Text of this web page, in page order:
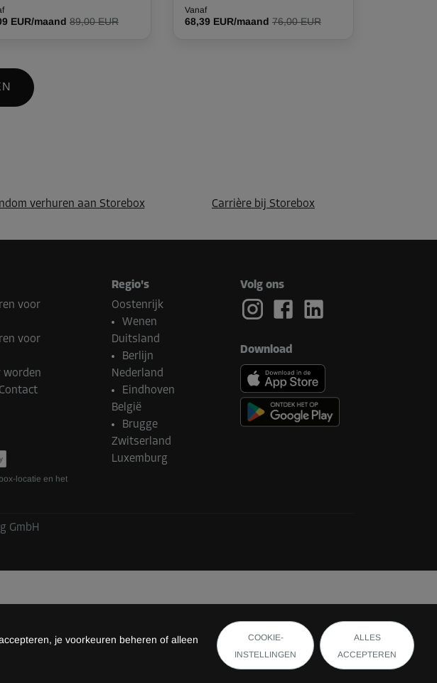
je voorkeuren beheren of alleen
COOKIE-
INSTELLINGEN
ALLES
ACCEPTEREN
EUR/maand 89,00 EUR
Vanaf
68,39 EUR/maand 76,00 EUR
verhuren aan Storebox Carrière bij Storebox
voor
voor
worden
locatie en het
Regio's
Oostenrijk
Wenen
Duitsland
Berlijn
Nederland
Eindhoven
België
Brugge
Zwitserland
Luxemburg
Volg ons
Download
GmbH